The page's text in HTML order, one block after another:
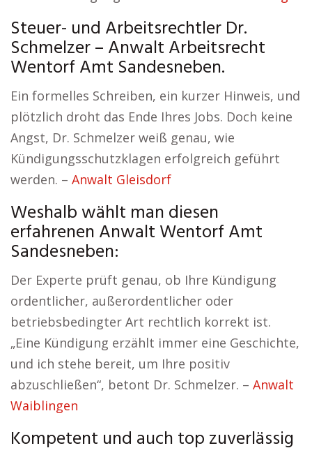
Steuer- und Arbeitsrechtler Dr.
Schmelzer – Anwalt Arbeitsrecht
Wentorf Amt Sandesneben.
Ein formelles Schreiben, ein kurzer Hinweis, und
plötzlich droht das Ende Ihres Jobs. Doch keine
Angst, Dr. Schmelzer weiß genau, wie
Kündigungsschutzklagen erfolgreich geführt
werden. – Anwalt Gleisdorf
Weshalb wählt man diesen
erfahrenen Anwalt Wentorf Amt
Sandesneben:
Der Experte prüft genau, ob Ihre Kündigung
ordentlicher, außerordentlicher oder
betriebsbedingter Art rechtlich korrekt ist.
„Eine Kündigung erzählt immer eine Geschichte,
und ich stehe bereit, um Ihre positiv
abzuschließen“, betont Dr. Schmelzer. – Anwalt
Waiblingen
Kompetent und auch top zuverlässig